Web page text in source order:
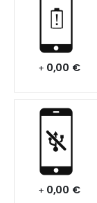
+ 0,00 €
+ 0,00 €